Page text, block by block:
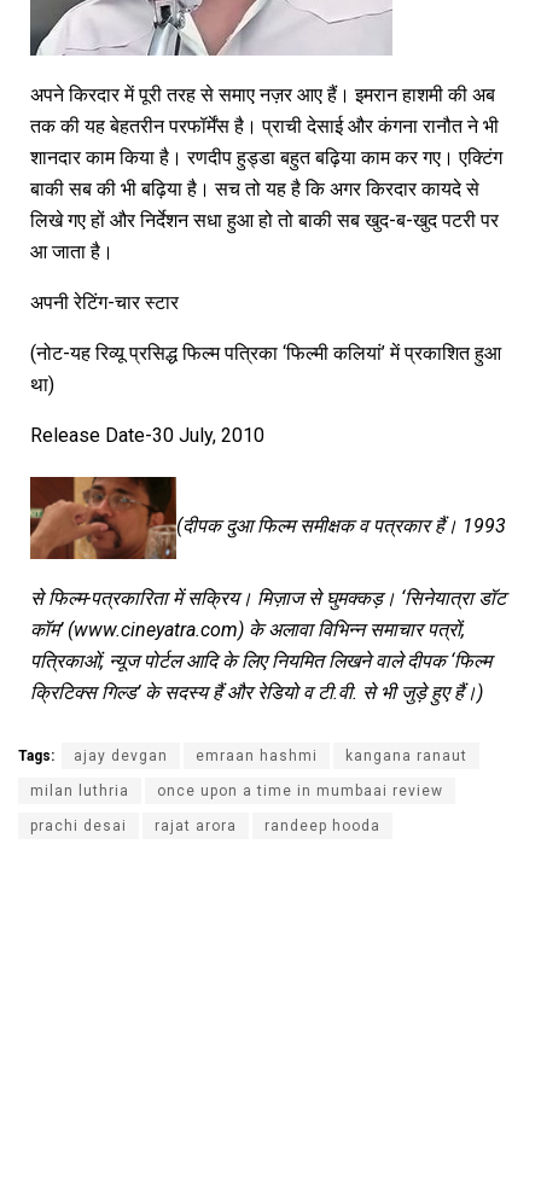
अपने किरदार में पूरी तरह से समाए नज़र आए हैं। इमरान हाशमी की अब
तक की यह बेहतरीन परफॉर्मेंस है। प्राची देसाई और कंगना रानौत ने भी
शानदार काम किया है। रणदीप हुड्डा बहुत बढ़िया काम कर गए। एक्टिंग
बाकी सब की भी बढ़िया है। सच तो यह है कि अगर किरदार कायदे से
लिखे गए हों और निर्देशन सधा हुआ हो तो बाकी सब खुद-ब-खुद पटरी पर
आ जाता है।
अपनी रेटिंग-चार स्टार
(नोट-यह रिव्यू प्रसिद्ध फिल्म पत्रिका ‘फिल्मी कलियां’ में प्रकाशित हुआ
था)
Release Date-30 July, 2010
(दीपक दुआ फिल्म समीक्षक व पत्रकार हैं। 1993
से फिल्म-पत्रकारिता में सक्रिय। मिज़ाज से घुमक्कड़। ‘सिनेयात्रा डॉट
कॉम’ (www.cineyatra.com) के अलावा विभिन्न समाचार पत्रों,
पत्रिकाओं, न्यूज पोर्टल आदि के लिए नियमित लिखने वाले दीपक ‘फिल्म
क्रिटिक्स गिल्ड’ के सदस्य हैं और रेडियो व टी.वी. से भी जुड़े हुए हैं।)
Tags: ajay devgan emraan hashmi kangana ranaut
milan luthria once upon a time in mumbaai review
prachi desai rajat arora randeep hooda